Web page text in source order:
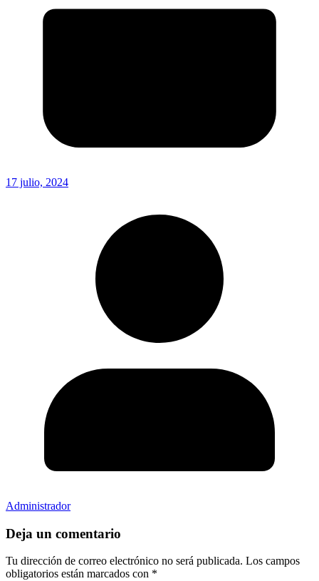
17 julio, 2024
Administrador
Deja un comentario
Tu dirección de correo electrónico no será publicada. Los campos
obligatorios están marcados con *